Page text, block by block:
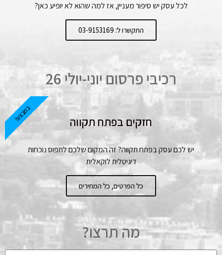
לכל עסק יש סיפור מעניין, אז למה שהוא לא יופיע כאן?
התקשרו ל: 03-9153169
רכיבי פרסום יוני-יולי 26
חזקים בפתח תקווה
יש לכם עסק בפתח תקווה? זה המקום שלכם לתפוס נוכחות
דיגיטלית לוקאלית
כל הפרטים, כל המחירים
במבצע!
מה תרצו?